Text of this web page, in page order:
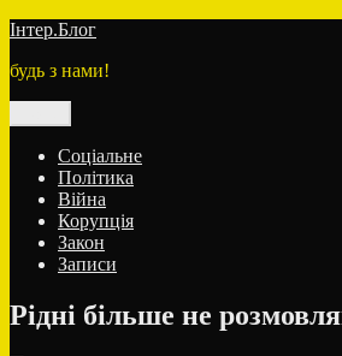
Перейти
вмісту
Інтер.Блог
будь з нами!
Соціальне
Політика
Війна
Корупція
Закон
Записи
Рідні більше не